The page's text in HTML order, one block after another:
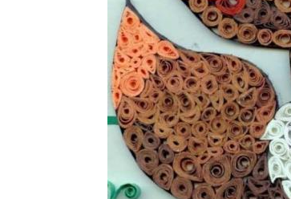
из природных
Поделки из природного
материала
для украшения
Поделки на весеннюю
тему